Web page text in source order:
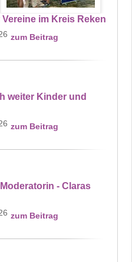
im Kreis Reken
zum Beitrag
weiter Kinder und
zum Beitrag
- Claras
zum Beitrag